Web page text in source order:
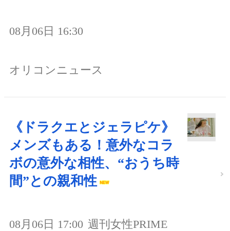
08月06日 16:30
オリコンニュース
《ドラクエとジェラピケ》
メンズもある！意外なコラ
ボの意外な相性、“おうち時
間”との親和性
08月06日 17:00 週刊女性PRIME